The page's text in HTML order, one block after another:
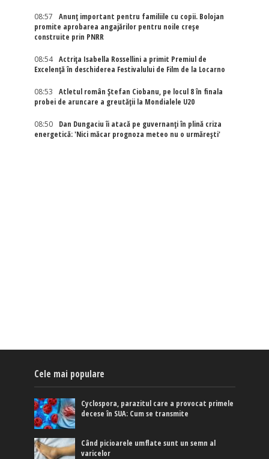
08:57
Anunț important pentru familiile cu copii. Bolojan
promite aprobarea angajărilor pentru noile creșe
construite prin PNRR
08:54
Actriţa Isabella Rossellini a primit Premiul de
Excelenţă în deschiderea Festivalului de Film de la Locarno
08:53
Atletul român Ștefan Ciobanu, pe locul 8 în finala
probei de aruncare a greutății la Mondialele U20
08:50
Dan Dungaciu îi atacă pe guvernanți în plină criza
energetică: 'Nici măcar prognoza meteo nu o urmărești'
Cele mai populare
Cyclospora, parazitul care a provocat primele
decese în SUA: Cum se transmite
Când picioarele umflate sunt un semn al
varicelor